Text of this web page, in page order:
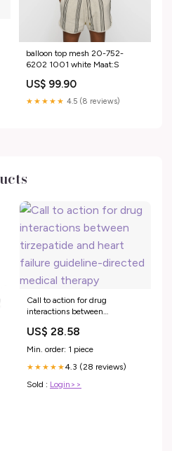
balloon top mesh 20-752-
6202 1001 white Maat:S
US$ 99.90
★★★★★ 4.5 (8 reviews)
Call to action for drug
interactions between
guideline-directed medical
therapy
US$ 28.58
Min. order: 1 piece
★★★★★4.3 (28 reviews)
Sold : Login>>